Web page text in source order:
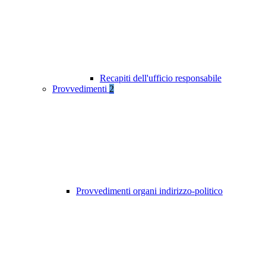
Recapiti dell'ufficio responsabile
Provvedimenti 2
Provvedimenti organi indirizzo-politico